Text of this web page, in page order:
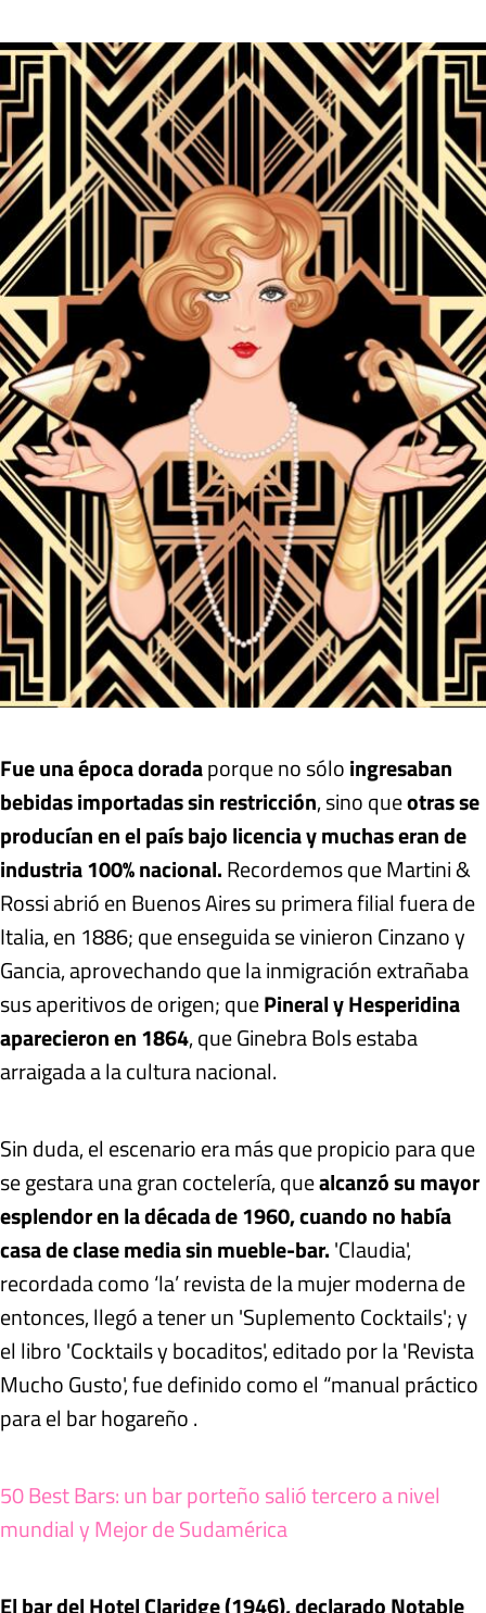
Fue una época doradaporque no sóloingresaban
bebidas importadas sin restricción, sino queotras se
producían en el país bajo licencia y muchas eran de
industria 100% nacional.Recordemos que Martini &
Rossi abrió en Buenos Aires su primera filial fuera de
Italia, en 1886; que enseguida se vinieron Cinzano y
Gancia, aprovechando que la inmigración extrañaba
sus aperitivos de origen; quePineral y Hesperidina
aparecieron en 1864, que Ginebra Bols estaba
arraigada a la cultura nacional.
Sin duda, el escenario era más que propicio para que
se gestara una gran coctelería, quealcanzó su mayor
esplendor en la década de 1960, cuando no había
casa de clase media sin mueble-bar.'Claudia',
recordada como ‘la’ revista de la mujer moderna de
entonces, llegó a tener un 'Suplemento Cocktails'; y
el libro 'Cocktails y bocaditos', editado por la 'Revista
Mucho Gusto', fue definido como el “manual práctico
para el bar hogareño .
50 Best Bars: un bar porteño salió tercero a nivel
mundial y Mejor de Sudamérica
El bar del Hotel Claridge (1946), declarado Notable